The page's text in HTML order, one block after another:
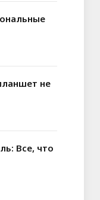
не
Все, что